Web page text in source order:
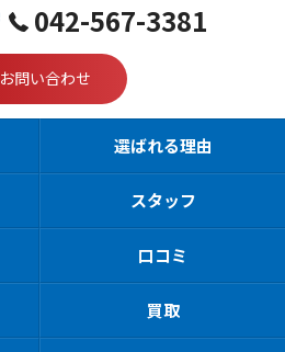
042-567-3381
お問い合わせ
選ばれる理由
スタッフ
口コミ
買取